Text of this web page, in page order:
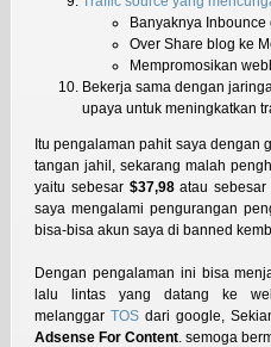
Banyaknya
Over Share blog ke
Mempromosikan
Bekerja sama dengan
upaya untuk meningkatkan
Itu pengalaman pahit saya dengan
tangan jahil, sekarang malah
yaitu sebesar $37,98atau sebesar
saya mengalami pengurangan
bisa-bisa akun saya di banned
Dengan pengalaman ini bisa
lalu lintas yang datang ke
melanggarTOS dari google,
Adsense For Content . semoga